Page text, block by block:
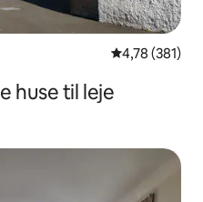
4,78 ud af 5 i
4,78 (381)
huse til leje